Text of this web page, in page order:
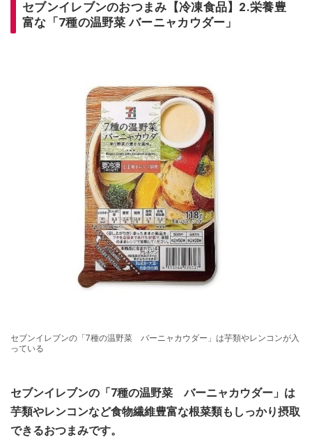
セブンイレブンのおつまみ【冷凍食品】2.栄養豊
富な「7種の温野菜 バーニャカウダー」
セブンイレブンの「7種の温野菜 バーニャカウダー」は芋類やレンコンが入
っている
セブンイレブンの「7種の温野菜 バーニャカウダー」は
芋類やレンコンなど食物繊維豊富な根菜類もしっかり摂取
できるおつまみです。